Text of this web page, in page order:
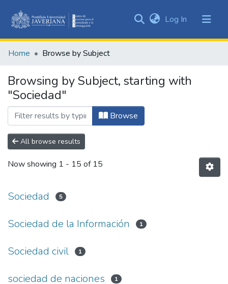
&
All of DSpace
Log In (current)
Home Browse by Subject
Browsing by Subject, starting with
"Sociedad"
Browse
All browse results
Now showing 1 - 15 of 15
Sociedad 5
Sociedad de la Información 1
Sociedad civil 1
sociedad de naciones 1